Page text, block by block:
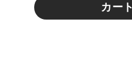
カー